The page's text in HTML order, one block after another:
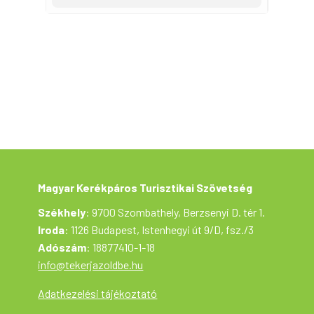
Magyar Kerékpáros Turisztikai Szövetség
Székhely: 9700 Szombathely, Berzsenyi D. tér 1.
Iroda: 1126 Budapest, Istenhegyi út 9/D, fsz./3
Adószám: 18877410-1-18
info@tekerjazoldbe.hu
Adatkezelési tájékoztató